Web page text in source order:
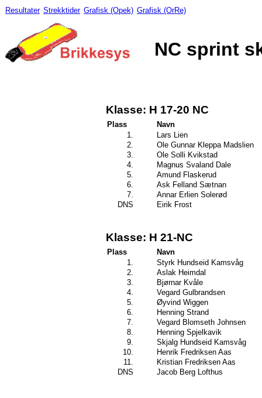
Resultater Strekktider Grafisk (Opek) Grafisk (OrRe)
NC sprint
Klasse: H 17-20 NC
Plass
Navn
1.
Lars Lien
2.
Ole Gunnar Kleppa Madslien
3.
Ole Solli Kvikstad
4.
Magnus Svaland Dale
5.
Amund Flaskerud
6.
Ask Felland Sætnan
7.
Annar Erlien Solerød
DNS
Eirik Frost
Klasse: H 21-NC
Plass
Navn
1.
Styrk Hundseid Kamsvåg
2.
Aslak Heimdal
3.
Bjørnar Kvåle
4.
Vegard Gulbrandsen
5.
Øyvind Wiggen
6.
Henning Strand
7.
Vegard Blomseth Johnsen
8.
Henning Spjelkavik
9.
Skjalg Hundseid Kamsvåg
10.
Henrik Fredriksen Aas
11.
Kristian Fredriksen Aas
DNS
Jacob Berg Lofthus